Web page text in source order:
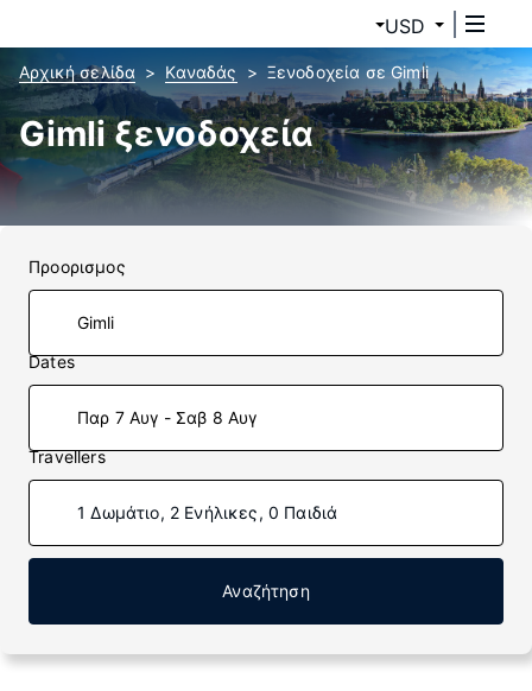
USD
Αρχική σελίδα Καναδάς Ξενοδοχεία σε Gimli
Gimli ξενοδοχεία
Προορισμος
Dates
Παρ 7 Αυγ - Σαβ 8 Αυγ
Travellers
1 Δωμάτιο, 2 Ενήλικες, 0 Παιδιά
Αναζήτηση